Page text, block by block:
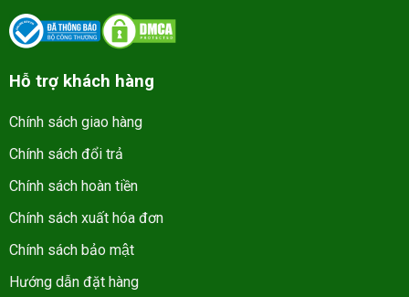
Hỗ trợ khách hàng
Chính sách giao hàng
Chính sách đổi trả
Chính sách hoàn tiền
Chính sách xuất hóa đơn
Chính sách bảo mật
Hướng dẫn đặt hàng